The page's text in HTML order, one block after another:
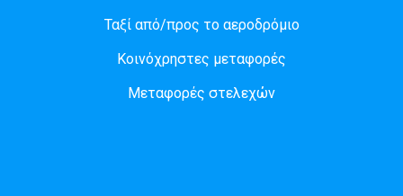
Ταξί από/προς το αεροδρόμιο
Κοινόχρηστες μεταφορές
Μεταφορές στελεχών